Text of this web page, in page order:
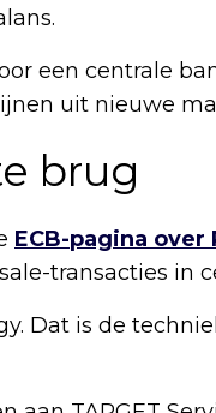
een centrale
uit nieuwe
brug
ECB-pagina over
transacties in
Dat is de